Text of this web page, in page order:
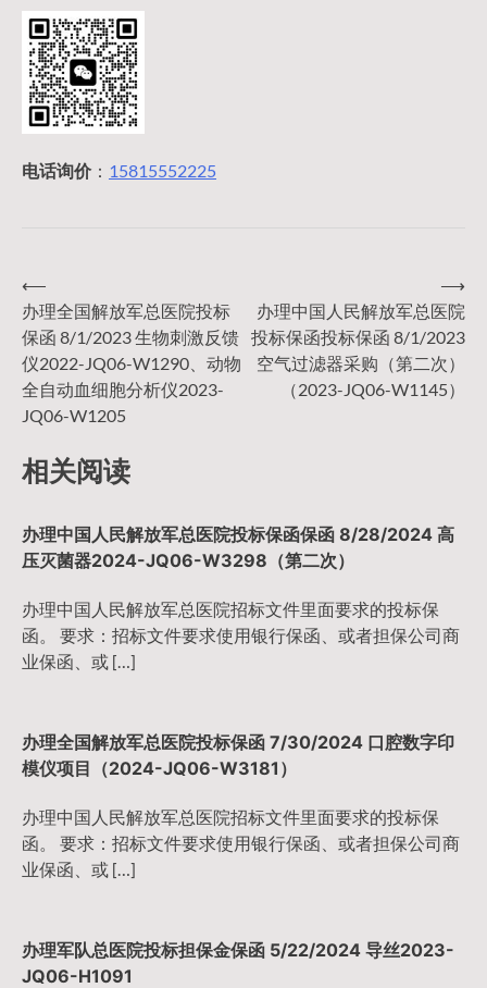
电话询价： 15815552225
文
章
导
航
⟵
办理全国解放军总医院投标
保函 8/1/2023 生物刺激反馈
仪2022-JQ06-W1290、动物
全自动血细胞分析仪2023-
JQ06-W1205
办理中国人民解放军总医院
投标保函投标保函 8/1/2023
空气过滤器采购（第二次）
（2023-JQ06-W1145）
⟶
相关阅读
办理中国人民解放军总医院投标保函保函 8/28/2024 高
压灭菌器2024-JQ06-W3298（第二次）
办理中国人民解放军总医院招标文件里面要求的投标保
函。 要求：招标文件要求使用银行保函、或者担保公司商
业保函、或 […]
办理全国解放军总医院投标保函 7/30/2024 口腔数字印
模仪项目（2024-JQ06-W3181）
办理中国人民解放军总医院招标文件里面要求的投标保
函。 要求：招标文件要求使用银行保函、或者担保公司商
业保函、或 […]
办理军队总医院投标担保金保函 5/22/2024 导丝2023-
JQ06-H1091